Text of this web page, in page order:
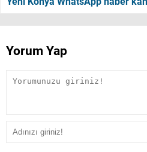
Yorum Yap